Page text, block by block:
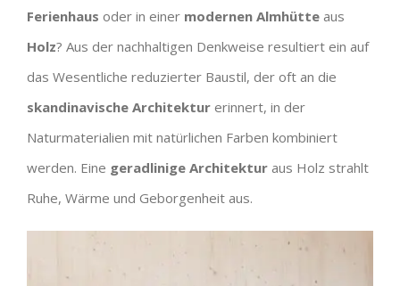
Ferienhaus oder in einer modernen Almhütte aus
Holz? Aus der nachhaltigen Denkweise resultiert ein auf
das Wesentliche reduzierter Baustil, der oft an die
skandinavische Architektur erinnert, in der
Naturmaterialien mit natürlichen Farben kombiniert
werden. Eine geradlinige Architektur aus Holz strahlt
Ruhe, Wärme und Geborgenheit aus.